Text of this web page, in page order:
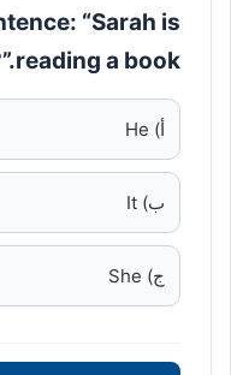
“Sarah is
reading a book.”?
أ) He
ب) It
ج) She